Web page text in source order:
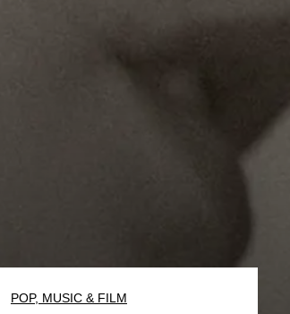
POP, MUSIC & FILM